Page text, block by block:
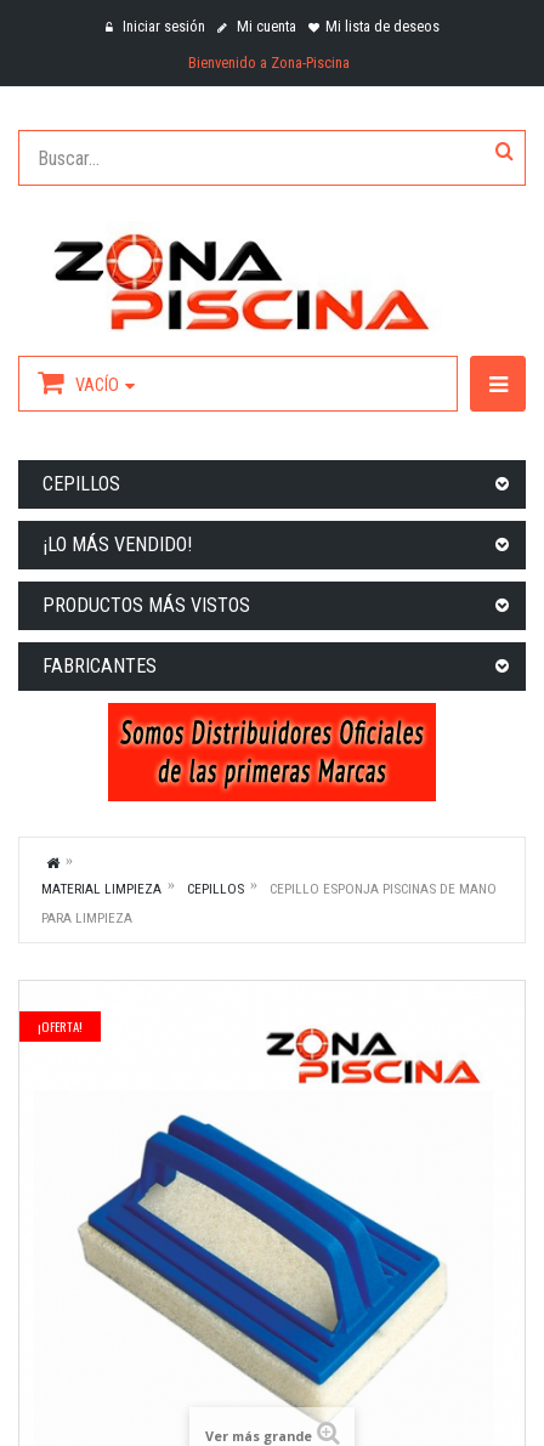
Iniciar sesión Mi cuenta
Mi lista de deseos
Bienvenido a Zona-Piscina
VACÍO
CEPILLOS
¡LO MÁS VENDIDO!
PRODUCTOS MÁS VISTOS
FABRICANTES
MATERIAL LIMPIEZA CEPILLOS
CEPILLO ESPONJA PISCINAS DE MANO
PARA LIMPIEZA
¡OFERTA!
Ver más grande